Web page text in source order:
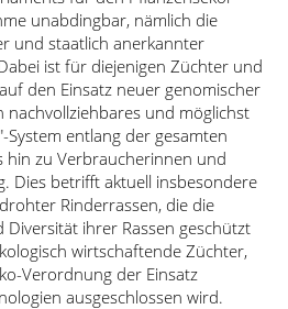
unabdingbar, nämlich die
und staatlich anerkannter
ist für diejenigen Züchter und
den Einsatz neuer genomischer
nachvollziehbares und möglichst
-System entlang der gesamten
hin zu Verbraucherinnen und
Dies betrifft aktuell insbesondere
Rinderrassen, die die
ihrer Rassen geschützt
wirtschaftende Züchter,
Verordnung der Einsatz
ausgeschlossen wird.